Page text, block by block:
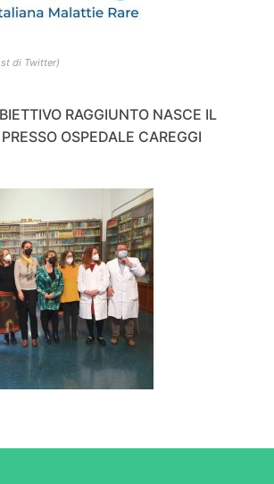
di Twitter)
RAGGIUNTO NASCE IL
OSPEDALE CAREGGI